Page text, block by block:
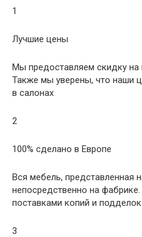
1
Лучшие цены
Мы предоставляем скидку
Также мы уверены, что наши
в салонах
2
100% сделано в Европе
Вся мебель, представленная
непосредственно на
поставками копий и подделок
3